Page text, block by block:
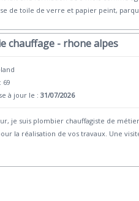
de toile de verre et papier peint,
chauffage - rhone alpes
: 69
à jour le :31/07/2026
suis plombier chauffagiste de métier,
la réalisation de vos travaux. Une